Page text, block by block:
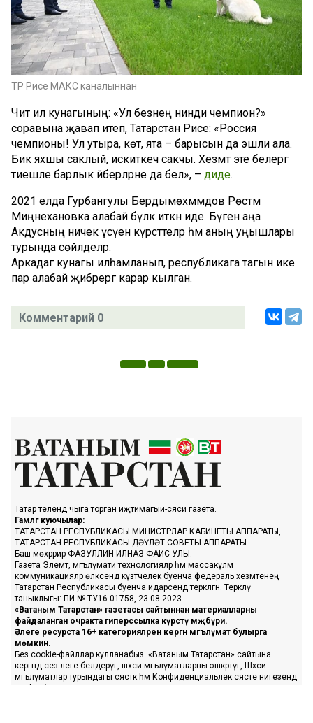
ТР Рәисе МАКС каналыннан
Чит ил кунагының: «Ул безнең нинди чемпион?»
соравына җавап итеп, Татарстан Рәисе: «Россия
чемпионы! Ул утыра, көтә, ята – барысын да эшли ала.
Бик яхшы саклый, искиткеч сакчы. Хезмәт эте белергә
тиешле барлык әйберләрне да белә», – диде.
2021 елда Гурбангулы Бердымөхәммәдов Рөстәм
Миңнехановка алабай бүләк иткән иде. Бүген аңа
Акдусның ничек үсүен күрсәттеләр һәм аның уңышлары
турында сөйләделәр.
Аркадаг кунагы илһамланып, республикага тагын ике
пар алабай җибәрергә карар кылган.
Комментарий 0
Татар телендә чыга торган иҗтимагый-сәяси газета.
Гамәлгә куючылар:
ТАТАРСТАН РЕСПУБЛИКАСЫ МИНИСТРЛАР КАБИНЕТЫ АППАРАТЫ,
ТАТАРСТАН РЕСПУБЛИКАСЫ ДӘҮЛӘТ СОВЕТЫ АППАРАТЫ.
Баш мөхәррир ФАЗУЛЛИН ИЛНАЗ ФАИС УЛЫ.
Газета Элемтә, мәгълүмати технологияләр һәм массакүләм
коммуникацияләр өлкәсендә күзәтчелек буенча федераль хезмәтенең
Татарстан Республикасы буенча идарәсендә теркәлгән. Теркәлү
таныклыгы: ПИ № ТУ16-01758, 23.08.2023.
«Ватаным Татарстан» газетасы сайтыннан материалларны
файдаланган очракта гиперссылка күрсәтү мәҗбүри.
Әлеге ресурста 16+ категорияләренә кергән мәгълүмат булырга
мөмкин.
Без cookie-файллар кулланабыз. «Ватаным Татарстан» сайтына
кергәндә сез әлеге белдерүгә, шәхси мәгълүматларны эшкәртүгә, Шәхси
мәгълүматлар турындагы сәясәткә һәм Конфиденциальлек сәясәте нигезендә
cookie файлларын куллануга ризалашасыз.